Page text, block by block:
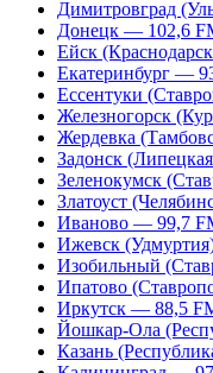
Димитровград
Донецк — 102,6
Ейск
Екатеринбург —
Ессентуки
Железногорск
Жердевка
Задонск
Зеленокумск
Златоуст
Иваново — 99,7
Ижевск
Изобильный
Ипатово
Иркутск — 88,5
Йошкар-Ола
Казань